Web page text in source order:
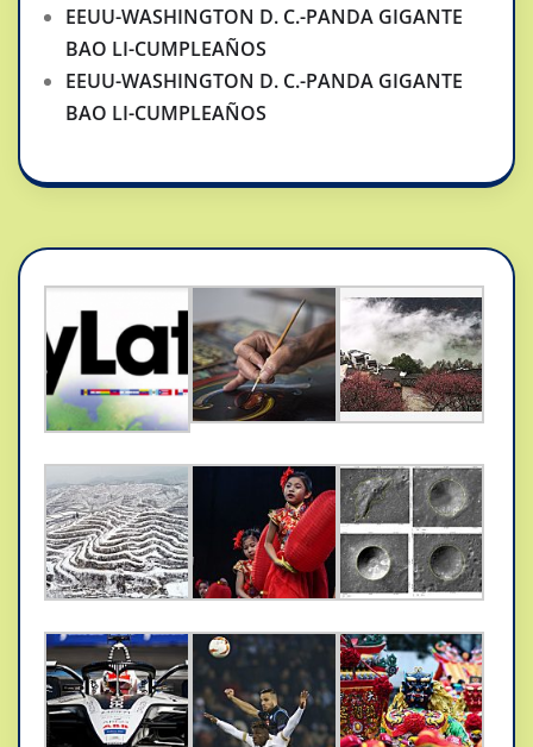
EEUU-WASHINGTON D. C.-PANDA GIGANTE
BAO LI-CUMPLEAÑOS
EEUU-WASHINGTON D. C.-PANDA GIGANTE
BAO LI-CUMPLEAÑOS